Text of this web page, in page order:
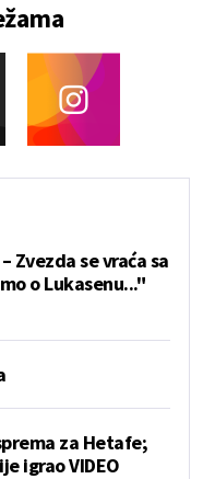
Zvezda se vraća sa
o Lukasenu..."
za Hetafe;
igrao VIDEO